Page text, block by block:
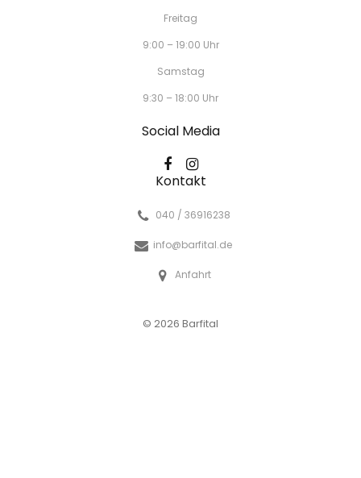
Freitag
9:00 – 19:00 Uhr
Samstag
9:30 – 18:00 Uhr
Social Media
Kontakt
040 / 36916238
info@barfital.de
Anfahrt
© 2026 Barfital